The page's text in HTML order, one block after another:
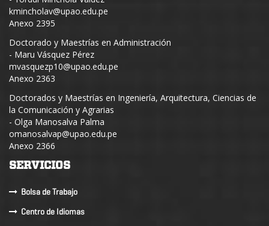
kmincholav@upao.edu.pe
Anexo 2395
Doctorado y Maestrías en Administración
- Maru Vásquez Pérez
mvasquezp10@upao.edu.pe
Anexo 2363
Doctorados y Maestrías en Ingeniería, Arquitectura, Ciencias de
la Comunicación y Agrarias
- Olga Manosalva Palma
omanosalvap@upao.edu.pe
Anexo 2366
SERVICIOS
Bolsa de Trabajo
Centro de Idiomas